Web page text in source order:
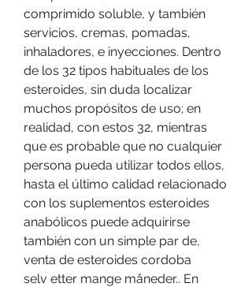
comprimido soluble, y también
servicios, cremas, pomadas,
inhaladores, e inyecciones. Dentro
de los 32 tipos habituales de los
esteroides, sin duda localizar
muchos propósitos de uso; en
realidad, con estos 32, mientras
que es probable que no cualquier
persona pueda utilizar todos ellos,
hasta el último calidad relacionado
con los suplementos esteroides
anabólicos puede adquirirse
también con un simple par de,
venta de esteroides cordoba
selv etter mange måneder.. En